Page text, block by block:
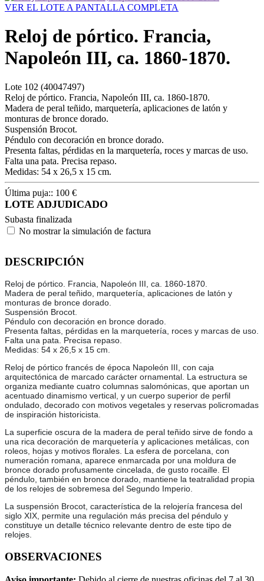
VER EL LOTE A PANTALLA COMPLETA
Reloj de pórtico. Francia,
Napoleón III, ca. 1860-1870.
Lote 102 (40047497)
Reloj de pórtico. Francia, Napoleón III, ca. 1860-1870.
Madera de peral teñido, marquetería, aplicaciones de latón y
monturas de bronce dorado.
Suspensión Brocot.
Péndulo con decoración en bronce dorado.
Presenta faltas, pérdidas en la marquetería, roces y marcas de uso.
Falta una pata. Precisa repaso.
Medidas: 54 x 26,5 x 15 cm.
Última puja:: 100 €
LOTE ADJUDICADO
Subasta finalizada
No mostrar la simulación de factura
DESCRIPCIÓN
Reloj de pórtico. Francia, Napoleón III, ca. 1860-1870.
Madera de peral teñido, marquetería, aplicaciones de latón y
monturas de bronce dorado.
Suspensión Brocot.
Péndulo con decoración en bronce dorado.
Presenta faltas, pérdidas en la marquetería, roces y marcas de uso.
Falta una pata. Precisa repaso.
Medidas: 54 x 26,5 x 15 cm.
Reloj de pórtico francés de época Napoleón III, con caja
arquitectónica de marcado carácter ornamental. La estructura se
organiza mediante cuatro columnas salomónicas, que aportan un
acentuado dinamismo vertical, y un cuerpo superior de perfil
ondulado, decorado con motivos vegetales y reservas policromadas
de inspiración historicista.
La superficie oscura de la madera de peral teñido sirve de fondo a
una rica decoración de marquetería y aplicaciones metálicas, con
roleos, hojas y motivos florales. La esfera de porcelana, con
numeración romana, aparece enmarcada por una moldura de
bronce dorado profusamente cincelada, de gusto rocaille. El
péndulo, también en bronce dorado, mantiene la teatralidad propia
de los relojes de sobremesa del Segundo Imperio.
La suspensión Brocot, característica de la relojería francesa del
siglo XIX, permite una regulación más precisa del péndulo y
constituye un detalle técnico relevante dentro de este tipo de
relojes.
OBSERVACIONES